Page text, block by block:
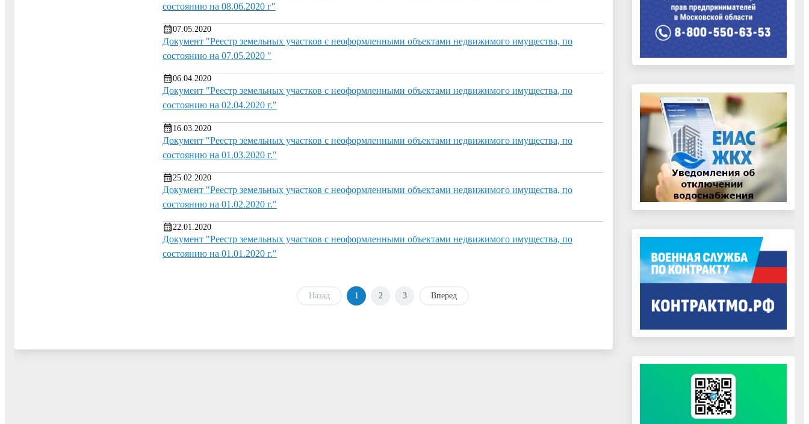
состоянию на 08.06.2020 г"
07.05.2020
Документ "Реестр земельных участков с неоформленными объектами недвижимого имущества, по
состоянию на 07.05.2020 "
06.04.2020
Документ "Реестр земельных участков с неоформленными объектами недвижимого имущества, по
состоянию на 02.04.2020 г."
16.03.2020
Документ "Реестр земельных участков с неоформленными объектами недвижимого имущества, по
состоянию на 01.03.2020 г."
25.02.2020
Документ "Реестр земельных участков с неоформленными объектами недвижимого имущества, по
состоянию на 01.02.2020 г."
22.01.2020
Документ "Реестр земельных участков с неоформленными объектами недвижимого имущества, по
состоянию на 01.01.2020 г."
Назад 1 2 3 Вперед